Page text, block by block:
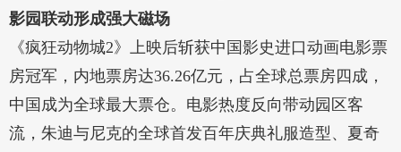
影园联动形成强大磁场
《疯狂动物城2》上映后斩获中国影史进口动画电影票
房冠军，内地票房达36.26亿元，占全球总票房四成，
中国成为全球最大票仓。电影热度反向带动园区客
流，朱迪与尼克的全球首发百年庆典礼服造型、夏奇